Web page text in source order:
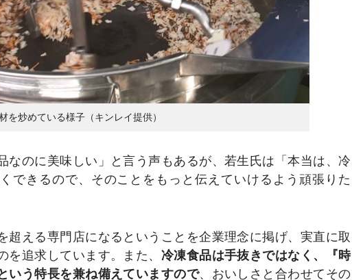
を炒めている様子（キンレイ提供）
のに美味しい」と言う声もあるが、若生氏は「本当は、冷
できるので、そのことをもっと伝えていけるよう頑張りた
超える専門店になるということを企業理念に掲げ、実直に取
を追求しています。また、 冷凍食品は手抜きではなく、『時
いう特長を兼ね備えていますので、おいしさと合わせてその